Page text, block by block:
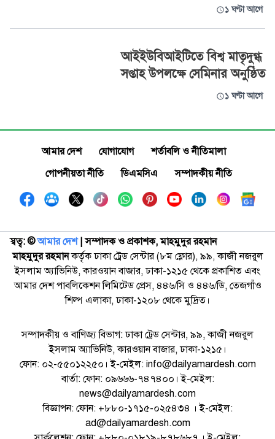
১ ঘণ্টা আগে
আইইউবিআইটিতে বিশ্ব মাতৃদুগ্ধ
সপ্তাহ উপলক্ষে সেমিনার অনুষ্ঠিত
১ ঘণ্টা আগে
আমার দেশ যোগাযোগ
শর্তাবলি ও নীতিমালা
গোপনীয়তা নীতি
ডিএমসিএ সম্পাদকীয় নীতি
স্বত্ব: ©️আমার দেশ| সম্পাদক ও প্রকাশক, মাহমুদুর রহমান
মাহমুদুর রহমানকর্তৃক ঢাকা ট্রেড সেন্টার (৮ম ফ্লোর), ৯৯, কাজী নজরুল
ইসলাম অ্যাভিনিউ, কারওয়ান বাজার, ঢাকা-১২১৫ থেকে প্রকাশিত এবং
আমার দেশ পাবলিকেশন লিমিটেড প্রেস, ৪৪৬/সি ও ৪৪৬/ডি, তেজগাঁও
শিল্প এলাকা, ঢাকা-১২০৮ থেকে মুদ্রিত।
সম্পাদকীয় ও বাণিজ্য বিভাগ: ঢাকা ট্রেড সেন্টার, ৯৯, কাজী নজরুল
ইসলাম অ্যাভিনিউ, কারওয়ান বাজার, ঢাকা-১২১৫।
ফোন: ০২-৫৫০১২২৫০। ই-মেইল: info@dailyamardesh.com
বার্তা: ফোন: ০৯৬৬৬-৭৪৭৪০০। ই-মেইল:
news@dailyamardesh.com
বিজ্ঞাপন: ফোন: +৮৮০-১৭১৫-০২৫৪৩৪ । ই-মেইল:
ad@dailyamardesh.com